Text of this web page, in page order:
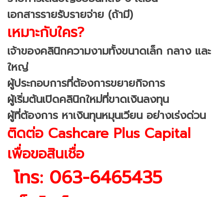
เอกสารรายรับรายจ่าย (ถ้ามี)
เหมาะกับใคร?
เจ้าของคลินิกความงามทั้งขนาดเล็ก กลาง และ
ใหญ่
ผู้ประกอบการที่ต้องการขยายกิจการ
ผู้เริ่มต้นเปิดคลินิกใหม่ที่ขาดเงินลงทุน
ผู้ที่ต้องการ หาเงินทุนหมุนเวียน อย่างเร่งด่วน
ติดต่อ Cashcare Plus Capital
เพื่อขอสินเชื่อ
โทร: 063-6465435